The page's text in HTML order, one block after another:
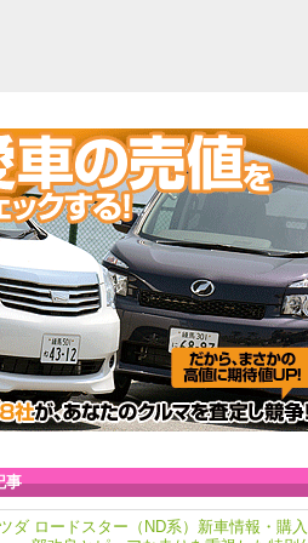
事
ダ ロードスター（ND系）新車情報・購入